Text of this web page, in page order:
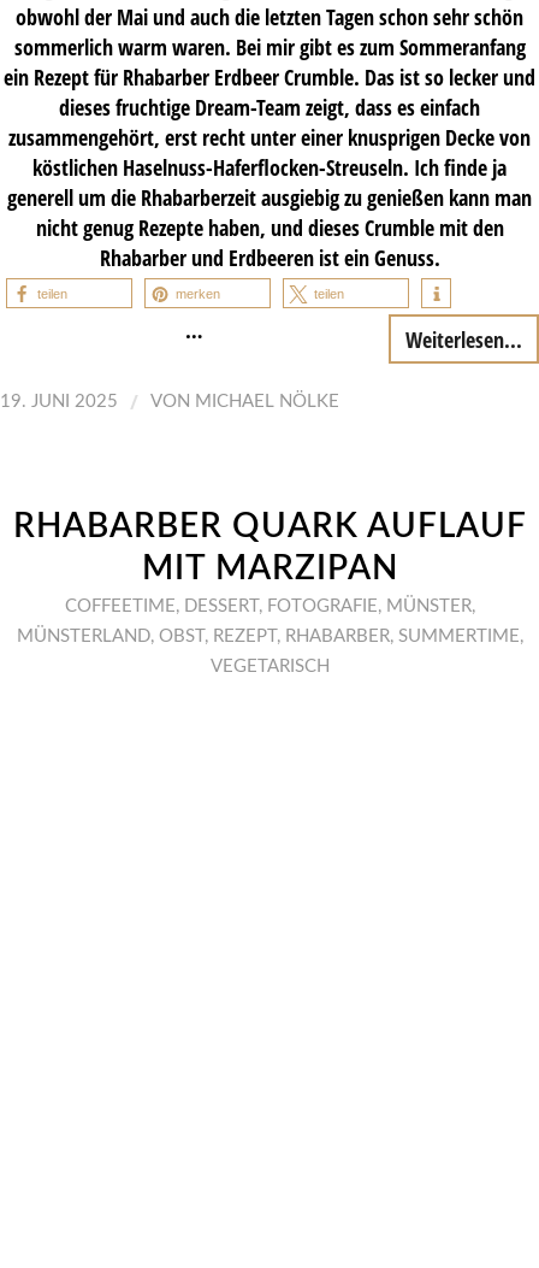
obwohl der Mai und auch die letzten Tagen schon sehr schön
sommerlich warm waren. Bei mir gibt es zum Sommeranfang
ein Rezept für Rhabarber Erdbeer Crumble. Das ist so lecker und
dieses fruchtige Dream-Team zeigt, dass es einfach
zusammengehört, erst recht unter einer knusprigen Decke von
köstlichen Haselnuss-Haferflocken-Streuseln. Ich finde ja
generell um die Rhabarberzeit ausgiebig zu genießen kann man
nicht genug Rezepte haben, und dieses Crumble mit den
Rhabarber und Erdbeeren ist ein Genuss.
teilen merken teilen
… Weiterlesen...
19. JUNI 2025 / VON MICHAEL NÖLKE
RHABARBER QUARK AUFLAUF
MIT MARZIPAN
COFFEETIME , DESSERT , FOTOGRAFIE , MÜNSTER,
MÜNSTERLAND, OBST , REZEPT , RHABARBER, SUMMERTIME ,
VEGETARISCH